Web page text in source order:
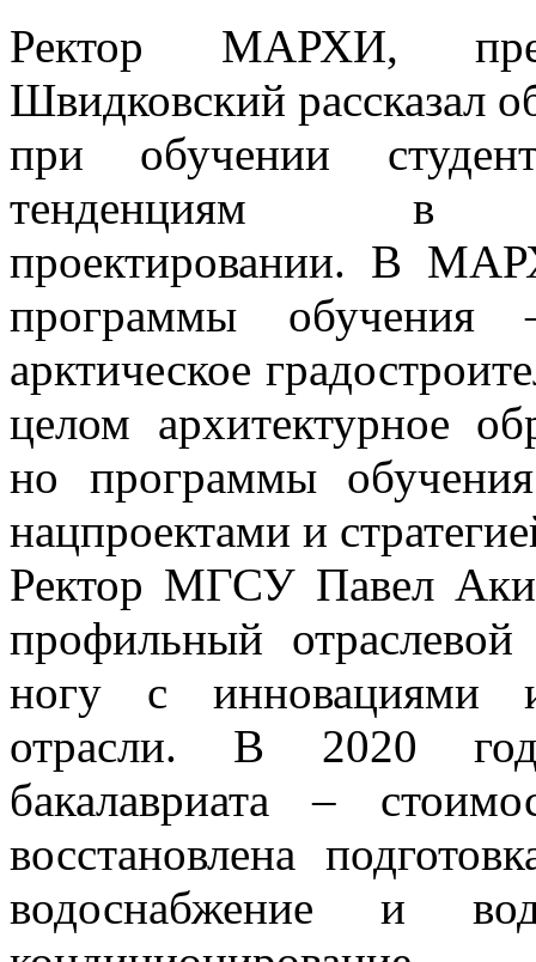
Ректор МАРХИ,
Швидковский рассказал
при обучении
тенденциям в
проектировании. В
программы обучения
арктическое
целом архитектурное
но программы
нацпроектами и
Ректор МГСУ Павел
профильный
ногу с инновациями
отрасли. В 2020
бакалавриата –
восстановлена
водоснабжение и